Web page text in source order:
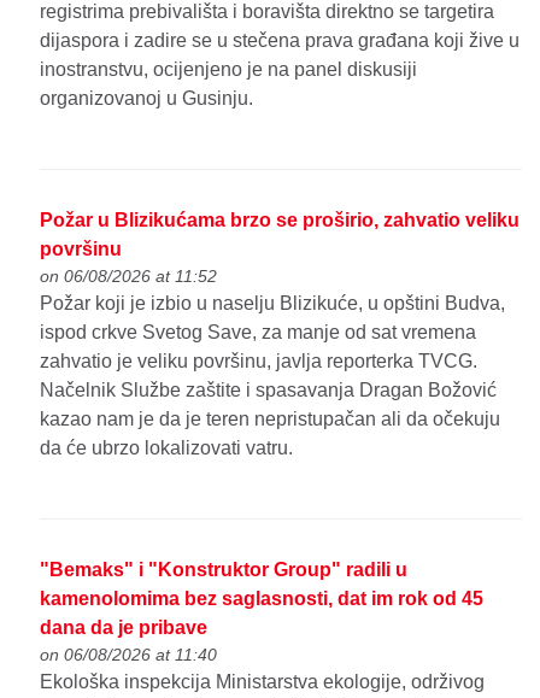
registrima prebivališta i boravišta direktno se targetira
dijaspora i zadire se u stečena prava građana koji žive u
inostranstvu, ocijenjeno je na panel diskusiji
organizovanoj u Gusinju.
Požar u Blizikućama brzo se proširio, zahvatio veliku
površinu
on 06/08/2026 at 11:52
Požar koji je izbio u naselju Blizikuće, u opštini Budva,
ispod crkve Svetog Save, za manje od sat vremena
zahvatio je veliku površinu, javlja reporterka TVCG.
Načelnik Službe zaštite i spasavanja Dragan Božović
kazao nam je da je teren nepristupačan ali da očekuju
da će ubrzo lokalizovati vatru.
"Bemaks" i "Konstruktor Group" radili u
kamenolomima bez saglasnosti, dat im rok od 45
dana da je pribave
on 06/08/2026 at 11:40
Ekološka inspekcija Ministarstva ekologije, održivog